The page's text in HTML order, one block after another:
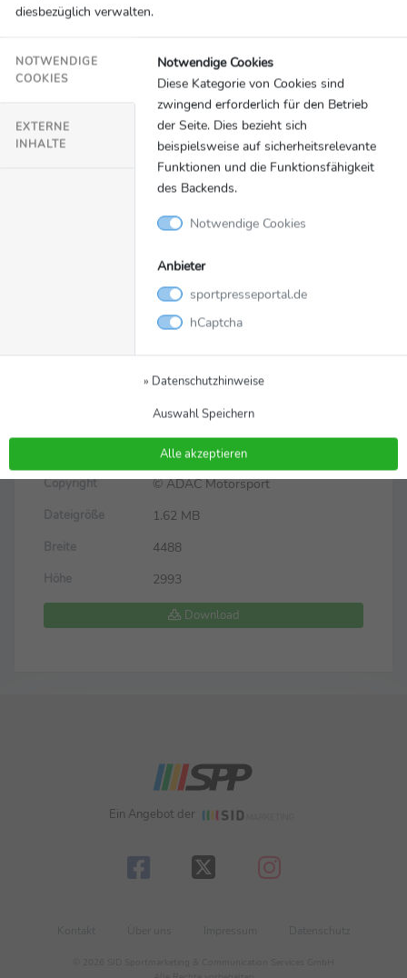
Markus Pommer und Gary
Hauser sind aktuell
Spitzenreiter der
Fahrerwertung
65a.jpg
Copyright © ADAC Motorsport
Dateigröße 1.62 MB
Breite 4488
Höhe 2993
Download
Ein Angebot der
diesbezüglich verwalten.
NOTWENDIGE
COOKIES
EXTERNE
INHALTE
Notwendige Cookies
Diese Kategorie von Cookies sind
zwingend erforderlich für den Betrieb
der Seite. Dies bezieht sich
beispielsweise auf sicherheitsrelevante
Funktionen und die Funktionsfähigkeit
des Backends.
Notwendige Cookies
Anbieter
sportpresseportal.de
hCaptcha
» Datenschutzhinweise
Auswahl Speichern
Alle akzeptieren